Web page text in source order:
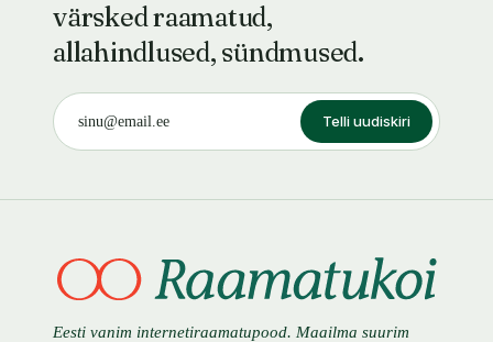
värsked raamatud,
allahindlused, sündmused.
Telli uudiskiri
Eesti vanim internetiraamatupood. Maailma suurim